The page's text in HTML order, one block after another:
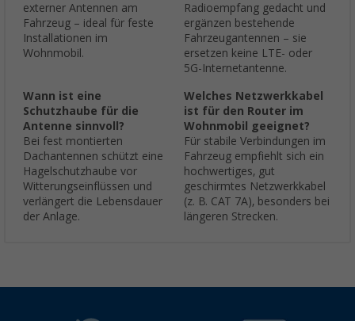
externer Antennen am
Fahrzeug – ideal für feste
Installationen im
Wohnmobil.
Radioempfang gedacht und
ergänzen bestehende
Fahrzeugantennen – sie
ersetzen keine LTE- oder
5G-Internetantenne.
Wann ist eine
Schutzhaube für die
Antenne sinnvoll?
Bei fest montierten
Dachantennen schützt eine
Hagelschutzhaube vor
Witterungseinflüssen und
verlängert die Lebensdauer
der Anlage.
Welches Netzwerkkabel
ist für den Router im
Wohnmobil geeignet?
Für stabile Verbindungen im
Fahrzeug empfiehlt sich ein
hochwertiges, gut
geschirmtes Netzwerkkabel
(z. B. CAT 7A), besonders bei
längeren Strecken.